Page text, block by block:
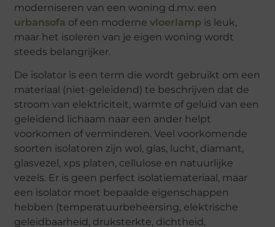
moderniseren van een woning d.m.v. een
urbansofa of een modernevloerlamp is leuk,
maar het isoleren van je eigen woning wordt
steeds belangrijker.
De isolator is een term die wordt gebruikt om een
​​materiaal (niet-geleidend) te beschrijven dat de
stroom van elektriciteit, warmte of geluid van een
geleidend lichaam naar een ander helpt
voorkomen of verminderen. Veel voorkomende
soorten isolatoren zijn wol, glas, lucht, diamant,
glasvezel, xps platen, cellulose en natuurlijke
vezels. Er is geen perfect isolatiemateriaal, maar
een isolator moet bepaalde eigenschappen
hebben (temperatuurbeheersing, elektrische
geleidbaarheid, druksterkte, dichtheid,